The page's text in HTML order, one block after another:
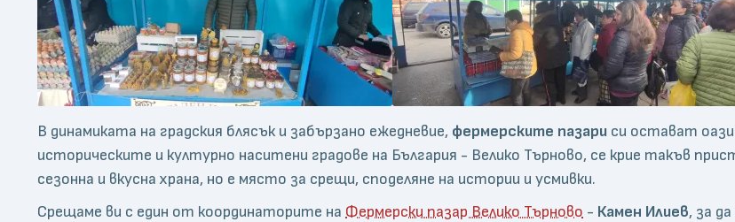
В динамиката на градския блясък и забързано ежедневие, фермерските пазари си остават
историческите и културно наситени градове на България - Велико Търново, се крие такъв
сезонна и вкусна храна, но е място за срещи, споделяне на истории и усмивки.
Срещаме ви с един от координаторите на Фермерски пазар Велико Търново - Камен Илиев, за